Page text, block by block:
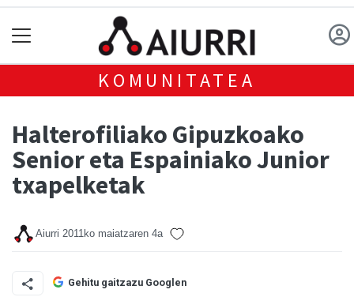
KOMUNITATEA
Halterofiliako Gipuzkoako
Senior eta Espainiako Junior
txapelketak
Aiurri 2011ko maiatzaren 4a
Gehitu gaitzazu Googlen